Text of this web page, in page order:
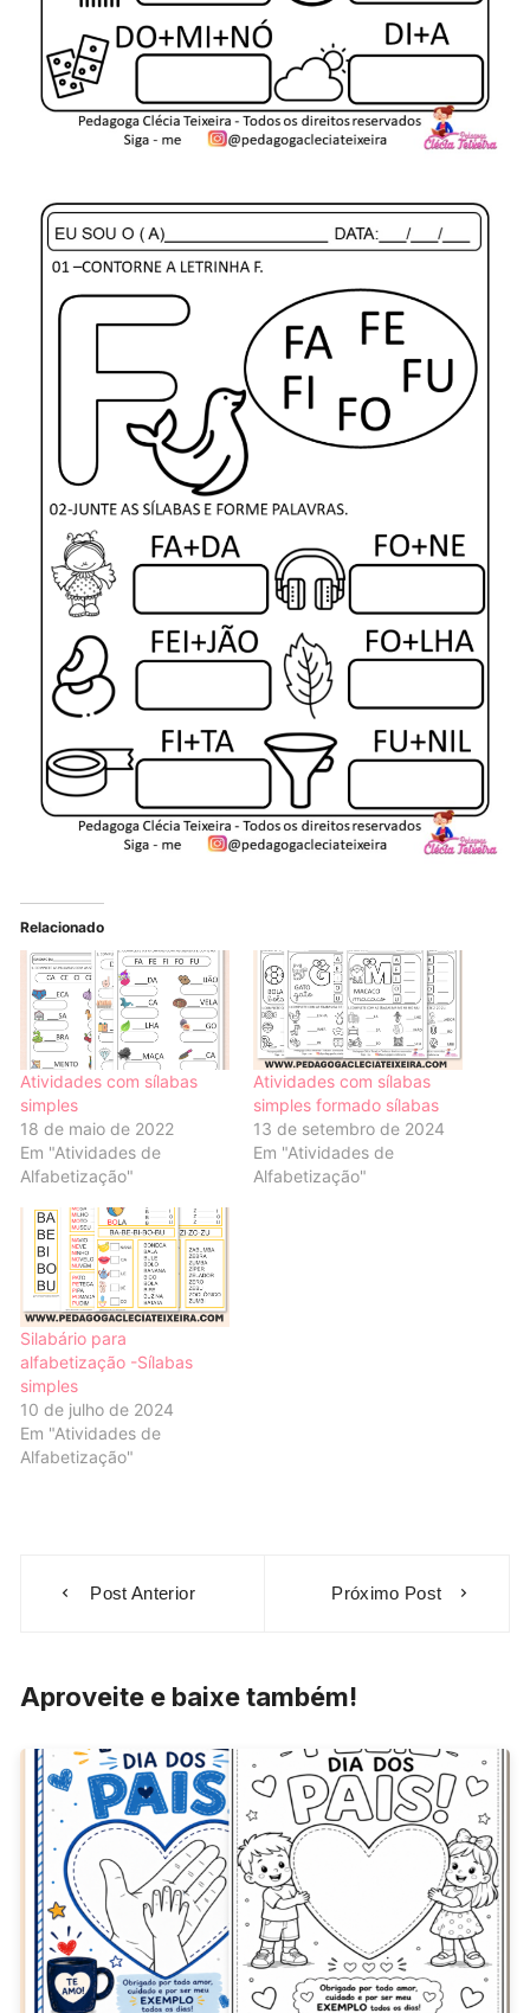
Relacionado
Atividades com sílabas
simples
18 de maio de 2022
Em "Atividades de
Alfabetização"
Atividades com sílabas
simples formado sílabas
13 de setembro de 2024
Em "Atividades de
Alfabetização"
Silabário para
alfabetização -Sílabas
simples
10 de julho de 2024
Em "Atividades de
Alfabetização"
Post Anterior Próximo Post
Aproveite e baixe também!